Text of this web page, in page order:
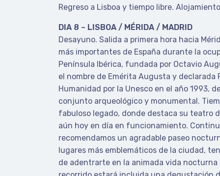
Regreso a Lisboa y tiempo libre.
DIA 8 – LISBOA / MÉRIDA / MADRID
Desayuno. Salida a primera hora hacia
más importantes de España durante la
Península Ibérica, fundada por Octavio
el nombre de Emérita Augusta y declarada
Humanidad por la Unesco en el año 1993,
conjunto arqueológico y monumental.
fabuloso legado, donde destaca su teatro
aún hoy en día en funcionamiento.
recomendamos un agradable paseo
lugares más emblemáticos de la ciudad,
de adentrarte en la animada vida nocturna